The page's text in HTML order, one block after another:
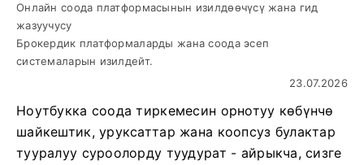
Онлайн соода платформасынын изилдөөчүсү жана гид
жазуучусу
Брокердик платформаларды жана соода эсеп
системаларын изилдейт.
23.07.2026
Ноутбукка соода тиркемесин орнотуу көбүнчө
шайкештик, уруксаттар жана коопсуз булактар ​​
тууралуу суроолорду туудурат - айрыкча, сизге